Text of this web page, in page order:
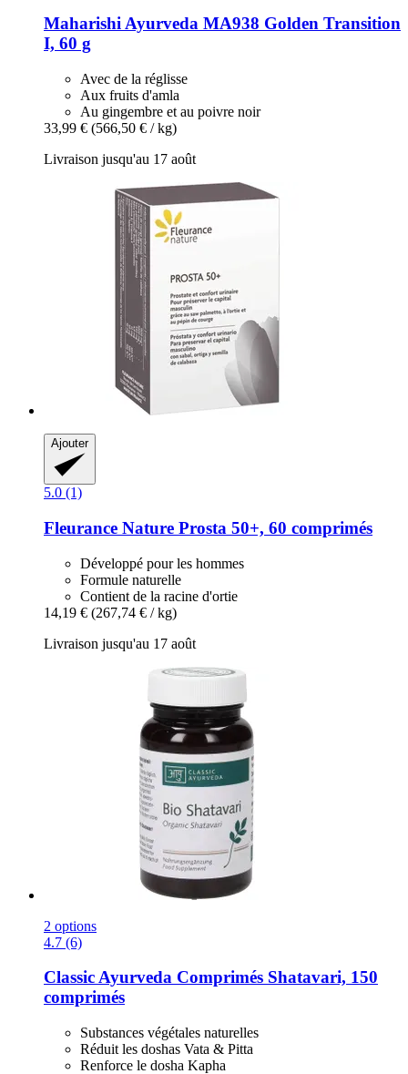
Maharishi Ayurveda MA938 Golden Transition
I, 60 g
Avec de la réglisse
Aux fruits d'amla
Au gingembre et au poivre noir
33,99 € (566,50 € / kg)
Livraison jusqu'au 17 août
Ajouter
5.0 (1)
Fleurance Nature Prosta 50+, 60 comprimés
Développé pour les hommes
Formule naturelle
Contient de la racine d'ortie
14,19 € (267,74 € / kg)
Livraison jusqu'au 17 août
2 options
4.7 (6)
Classic Ayurveda Comprimés Shatavari, 150
comprimés
Substances végétales naturelles
Réduit les doshas Vata & Pitta
Renforce le dosha Kapha